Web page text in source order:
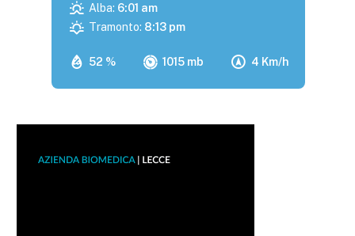
52 % 1015 mb 4 Km/h
Alba: 6:01 am
Tramonto: 8:13 pm